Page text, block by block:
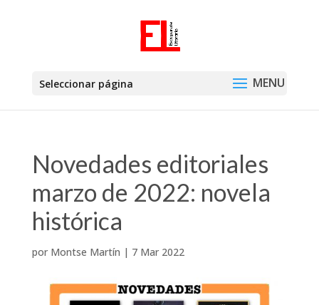
Seleccionar página
Novedades editoriales
marzo de 2022: novela
histórica
por Montse Martín | 7 Mar 2022